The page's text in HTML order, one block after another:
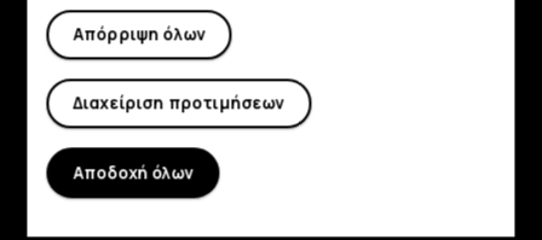
Εξερευνήστε
Πληροφορίες
Planet and people
Υποστήριξη
Απόρριψη όλων
Διαχείριση προτιμήσεων
Αποδοχή όλων